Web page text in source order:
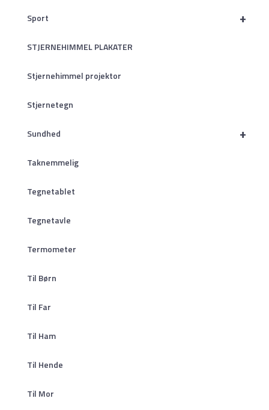
+
Sport
STJERNEHIMMEL PLAKATER
Stjernehimmel projektor
Stjernetegn
+
Sundhed
Taknemmelig
Tegnetablet
Tegnetavle
Termometer
Til Børn
Til Far
Til Ham
Til Hende
Til Mor